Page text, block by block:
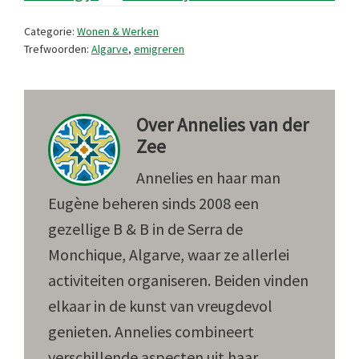
Categorie: Wonen & Werken
Trefwoorden: Algarve, emigreren
OverAnnelies van der
Zee
Annelies en haar man
Eugène beheren sinds 2008 een
gezellige B & B in de Serra de
Monchique, Algarve, waar ze allerlei
activiteiten organiseren. Beiden vinden
elkaar in de kunst van vreugdevol
genieten. Annelies combineert